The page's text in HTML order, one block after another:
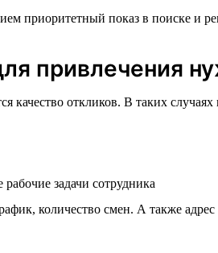
приоритетный показ в поиске
привлечения
качество откликов. В таких
задачи сотрудника
количество смен. А также